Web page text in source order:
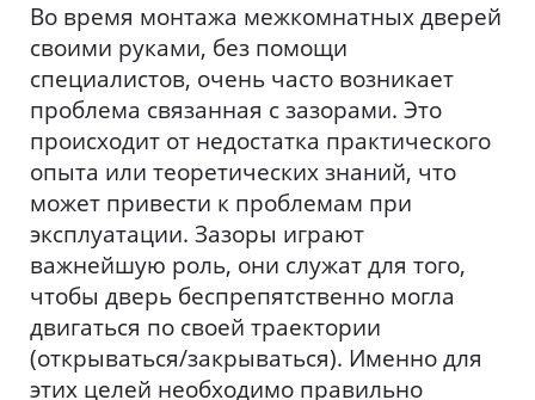
Во время монтажа межкомнатных дверей
своими руками, без помощи
специалистов, очень часто возникает
проблема связанная с зазорами. Это
происходит от недостатка практического
опыта или теоретических знаний, что
может привести к проблемам при
эксплуатации. Зазоры играют
важнейшую роль, они служат для того,
чтобы дверь беспрепятственно могла
двигаться по своей траектории
(открываться/закрываться). Именно для
этих целей необходимо правильно